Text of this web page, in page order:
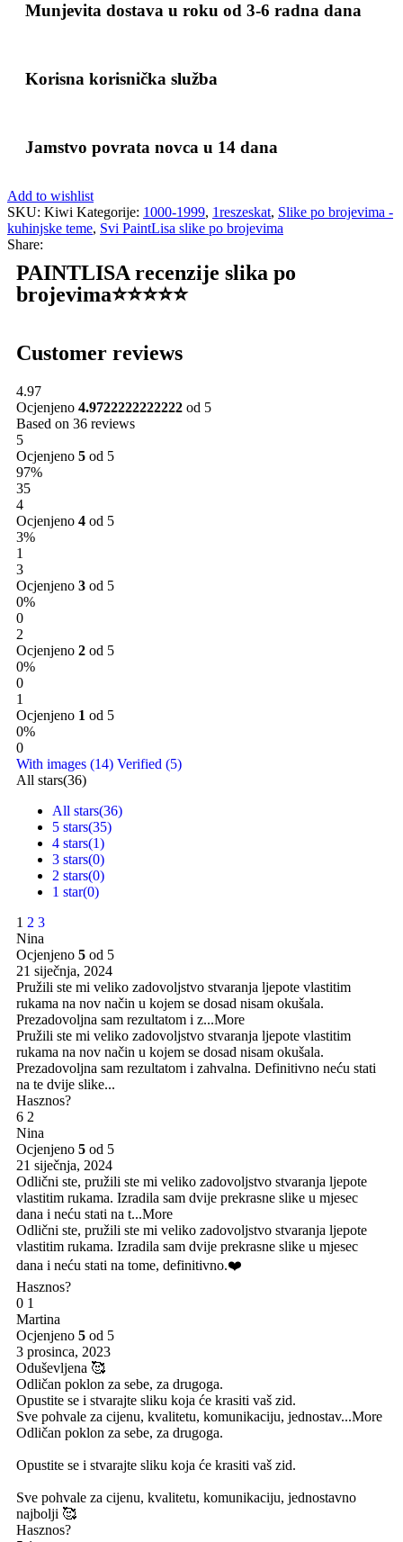
Munjevita dostava u roku od 3-6 radna dana
Korisna korisnička služba
Jamstvo povrata novca u 14 dana
Add to wishlist
SKU: Kiwi Kategorije: 1000-1999, 1reszeskat, Slike po brojevima -
kuhinjske teme, Svi PaintLisa slike po brojevima
Share:
PAINTLISA recenzije slika po
brojevima⭐️⭐️⭐️⭐️⭐️
Customer reviews
4.97
Ocjenjeno 4.9722222222222 od 5
Based on 36 reviews
5
Ocjenjeno 5 od 5
97%
35
4
Ocjenjeno 4 od 5
3%
1
3
Ocjenjeno 3 od 5
0%
0
2
Ocjenjeno 2 od 5
0%
0
1
Ocjenjeno 1 od 5
0%
0
With images (14) Verified (5)
All stars(36)
All stars(36)
5 stars(35)
4 stars(1)
3 stars(0)
2 stars(0)
1 star(0)
1 2 3
Nina
Ocjenjeno 5 od 5
21 siječnja, 2024
Pružili ste mi veliko zadovoljstvo stvaranja ljepote vlastitim
rukama na nov način u kojem se dosad nisam okušala.
Prezadovoljna sam rezultatom i z...More
Pružili ste mi veliko zadovoljstvo stvaranja ljepote vlastitim
rukama na nov način u kojem se dosad nisam okušala.
Prezadovoljna sam rezultatom i zahvalna. Definitivno neću stati
na te dvije slike...
Hasznos?
6 2
Nina
Ocjenjeno 5 od 5
21 siječnja, 2024
Odlični ste, pružili ste mi veliko zadovoljstvo stvaranja ljepote
vlastitim rukama. Izradila sam dvije prekrasne slike u mjesec
dana i neću stati na t...More
Odlični ste, pružili ste mi veliko zadovoljstvo stvaranja ljepote
vlastitim rukama. Izradila sam dvije prekrasne slike u mjesec
dana i neću stati na tome, definitivno.❤️
Hasznos?
0 1
Martina
Ocjenjeno 5 od 5
3 prosinca, 2023
Oduševljena 🥰
Odličan poklon za sebe, za drugoga.
Opustite se i stvarajte sliku koja će krasiti vaš zid.
Sve pohvale za cijenu, kvalitetu, komunikaciju, jednostav...More
Odličan poklon za sebe, za drugoga.
Opustite se i stvarajte sliku koja će krasiti vaš zid.
Sve pohvale za cijenu, kvalitetu, komunikaciju, jednostavno
najbolji 🥰
Hasznos?